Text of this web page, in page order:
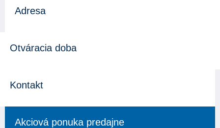
Adresa
Otváracia doba
Kontakt
Akciová ponuka predajne